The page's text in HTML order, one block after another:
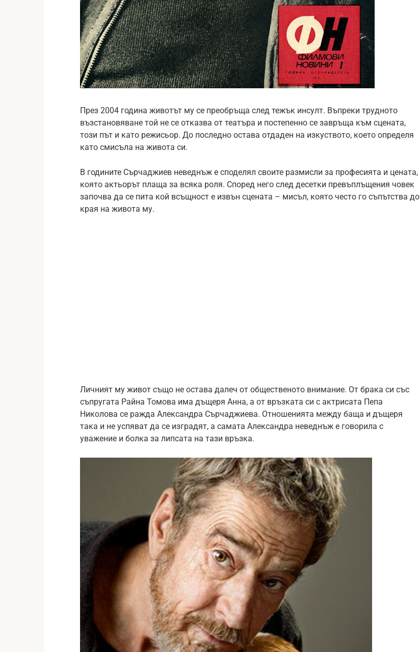
През 2004 година животът му се преобръща след тежък инсулт. Въпреки трудното
възстановяване той не се отказва от театъра и постепенно се завръща към сцената,
този път и като режисьор. До последно остава отдаден на изкуството, което определя
като смисъла на живота си.
В годините Сърчаджиев неведнъж е споделял своите размисли за професията и цената,
която актьорът плаща за всяка роля. Според него след десетки превъплъщения човек
започва да се пита кой всъщност е извън сцената – мисъл, която често го съпътства до
края на живота му.
Личният му живот също не остава далеч от общественото внимание. От брака си със
съпругата Райна Томова има дъщеря Анна, а от връзката си с актрисата Пепа
Николова се ражда Александра Сърчаджиева. Отношенията между баща и дъщеря
така и не успяват да се изградят, а самата Александра неведнъж е говорила с
уважение и болка за липсата на тази връзка.